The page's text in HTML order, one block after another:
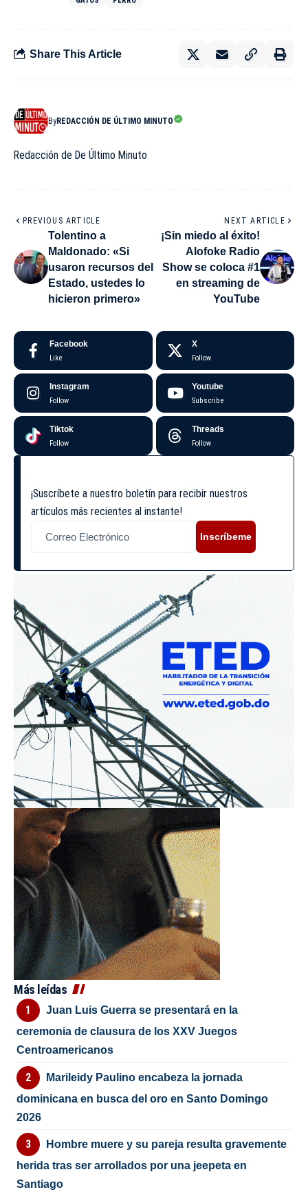
Share This Article
ByREDACCIÓN DE ÚLTIMO MINUTO
Redacción de De Último Minuto
PREVIOUS ARTICLE
Tolentino a
Maldonado: «Si
usaron recursos del
Estado, ustedes lo
hicieron primero»
NEXT ARTICLE
¡Sin miedo al éxito!
Alofoke Radio
Show se coloca #1
en streaming de
YouTube
Facebook
Like
X
Follow
Instagram
Follow
Youtube
Subscribe
Tiktok
Follow
Threads
Follow
¡Suscríbete a nuestro boletín para recibir nuestros
artículos más recientes al instante!
Inscríbeme
Más leídas
Juan Luis Guerra se presentará en la
ceremonia de clausura de los XXV Juegos
Centroamericanos
Marileidy Paulino encabeza la jornada
dominicana en busca del oro en Santo Domingo
2026
Hombre muere y su pareja resulta gravemente
herida tras ser arrollados por una jeepeta en
Santiago